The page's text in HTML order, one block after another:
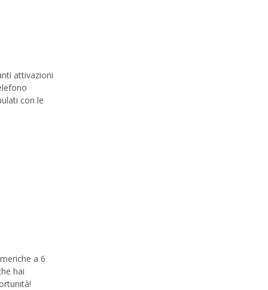
attivazioni
con le
a 6
hai